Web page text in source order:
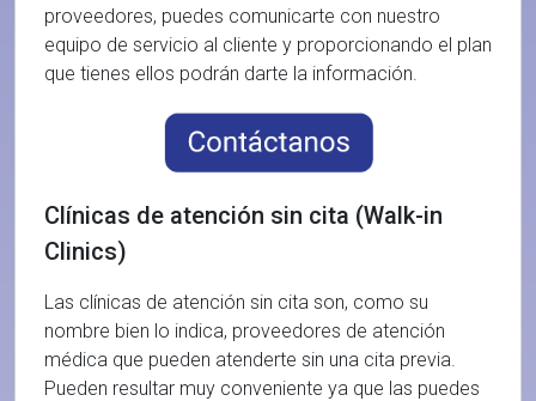
proveedores, puedes comunicarte con nuestro
equipo de servicio al cliente y proporcionando el plan
que tienes ellos podrán darte la información.
Clínicas de atención sin cita (Walk-in
Clinics)
Las clínicas de atención sin cita son, como su
nombre bien lo indica, proveedores de atención
médica que pueden atenderte sin una cita previa.
Pueden resultar muy conveniente ya que las puedes